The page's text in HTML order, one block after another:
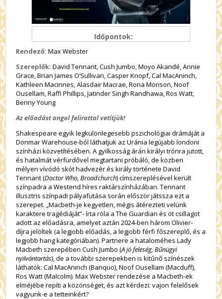
Időpontok:
Rendező: Max Webster
Szereplők: David Tennant, Cush Jumbo, Moyo Akandé, Annie
Grace, Brian James O’Sullivan, Casper Knopf, Cal MacAninch,
Kathleen Macinnes, Alasdair Macrae, Rona Morison, Noof
Ousellam, Raffi Phillips, Jatinder Singh Randhawa, Ros Watt,
Benny Young
Az előadást angol felirattal vetítjük!
Shakespeare egyik legkülönlegesebb pszichológiai drámáját a
Donmar Warehouse-ból láthatjuk az Uránia legújabb londoni
színházi közvetítésében. A gyilkosság árán királyi trónra jutott,
és hatalmát vérfürdővel megtartani próbáló, de közben
mélyen vívódó skót hadvezér és király története David
Tennant (Doctor Who, Broadchurch) címszereplésével került
színpadra a Westend híres raktárszínházában. Tennant
illusztris színpadi pályafutása során először játssza ezt a
szerepet. „Macbeth-je kegyetlen, mégis átérezteti velünk
karaktere tragédiáját”- írta róla a The Guardian és öt csillagot
adott az előadásra, amelyet aztán 2024-ben három Olivier-
díjra jelöltek (a legjobb előadás, a legjobb férfi főszereplő, és a
legjobb hang kategóriában). Partnere a hataloméhes Lady
Macbeth szerepében Cush Jumbo (A jó feleség, Bűnügyi
nyilvántartás), de a további szerepekben is kitűnő színészek
láthatók: Cal MacAninch (Banquo), Noof Ousellam (Macduff),
Ros Watt (Malcolm). Max Webster rendezése a Macbeth-ek
elméjébe repíti a közönséget, és azt kérdezi: vajon felelősek
vagyunk-e a tetteinkért?